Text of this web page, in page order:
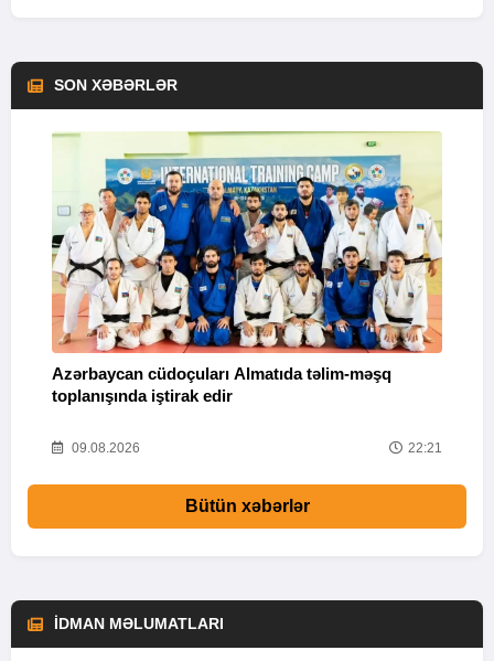
SON XƏBƏRLƏR
Azərbaycan cüdoçuları Almatıda təlim-məşq
toplanışında iştirak edir
09.08.2026 22:21
Bütün xəbərlər
İDMAN MƏLUMATLARI